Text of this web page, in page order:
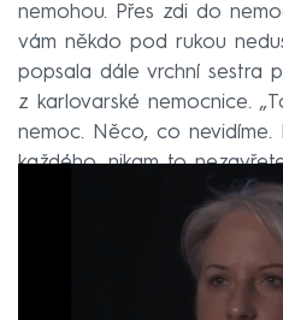
nemohou. Přes zdi do
vám někdo pod rukou
popsala dále vrchní sestra
z karlovarské nemocnice.
nemoc. Něco, co
každého, nikam to